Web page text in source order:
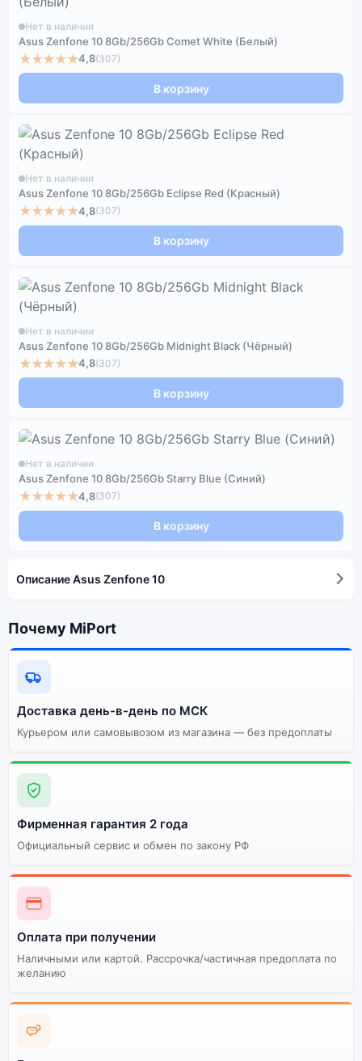
Нет в наличии
Asus Zenfone 10 8Gb/256Gb Comet White (Белый)
★★★★★4,8(307)
В корзину
Нет в наличии
Asus Zenfone 10 8Gb/256Gb Eclipse Red (Красный)
★★★★★4,8(307)
В корзину
Нет в наличии
Asus Zenfone 10 8Gb/256Gb Midnight Black (Чёрный)
★★★★★4,8(307)
В корзину
Нет в наличии
Asus Zenfone 10 8Gb/256Gb Starry Blue (Синий)
★★★★★4,8(307)
В корзину
Описание Asus Zenfone 10
Почему MiPort
Доставка день-в-день по МСК
Курьером или самовывозом из магазина — без предоплаты
Фирменная гарантия 2 года
Официальный сервис и обмен по закону РФ
Оплата при получении
Наличными или картой. Рассрочка/частичная предоплата по
желанию